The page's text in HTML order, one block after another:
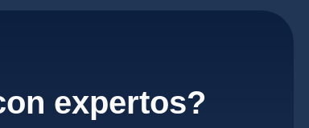
expertos?